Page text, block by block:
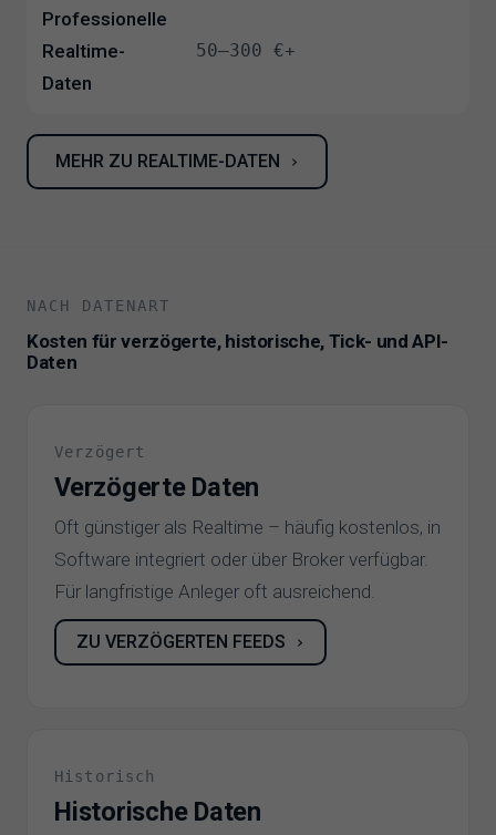
Professionelle
Realtime-
Daten
50–300 €+
MEHR ZU REALTIME-DATEN ›
NACH DATENART
Kosten für verzögerte, historische, Tick- und API-
Daten
Verzögert
Verzögerte Daten
Oft günstiger als Realtime – häufig kostenlos, in
Software integriert oder über Broker verfügbar.
Für langfristige Anleger oft ausreichend.
ZU VERZÖGERTEN FEEDS ›
Historisch
Historische Daten